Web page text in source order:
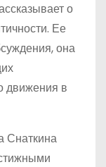
о
Ее
она
движения в
Снаткина